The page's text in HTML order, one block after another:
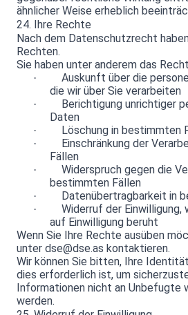
ähnlicher Weise erheblich
24. Ihre Rechte
Nach dem Datenschutzrecht
Rechten.
Sie haben unter anderem das
·
Auskunft über die
die wir über Sie verarbeiten
·
Berichtigung unrichtiger
Daten
· Löschung in bestimmten
·
Einschränkung der
Fällen
·
Widerspruch gegen die
bestimmten Fällen
· Datenübertragbarkeit in
·
Widerruf der Einwilligung,
auf Einwilligung beruht
Wenn Sie Ihre Rechte ausüben
unter dse@dse.as kontaktieren.
Wir können Sie bitten, Ihre
dies erforderlich ist, um
Informationen nicht an Unbefugte
werden.